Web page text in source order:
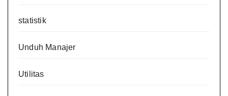
statistik
Unduh Manajer
Utilitas